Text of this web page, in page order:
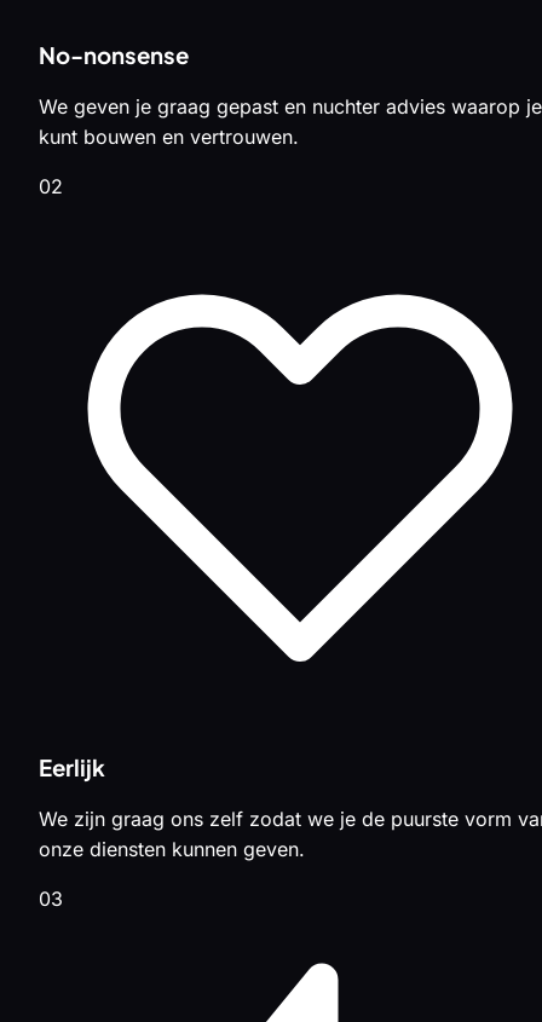
No-nonsense
We geven je graag gepast en nuchter advies waarop je
kunt bouwen en vertrouwen.
02
Eerlijk
We zijn graag ons zelf zodat we je de puurste vorm
onze diensten kunnen geven.
03